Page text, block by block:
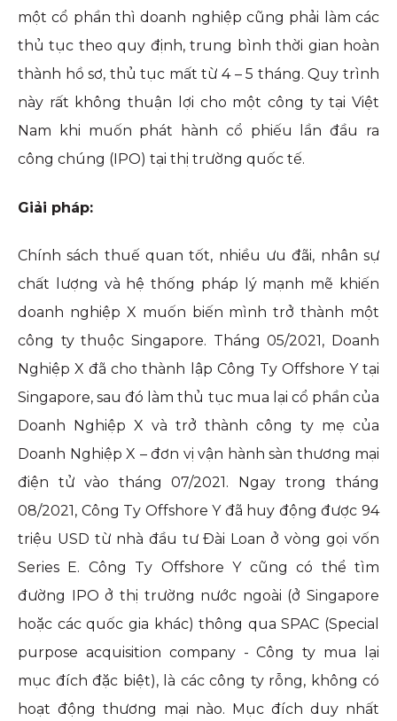
một cổ phần thì doanh nghiệp cũng phải làm các
thủ tục theo quy định, trung bình thời gian hoàn
thành hồ sơ, thủ tục mất từ 4 – 5 tháng. Quy trình
này rất không thuận lợi cho một công ty tại Việt
Nam khi muốn phát hành cổ phiếu lần đầu ra
công chúng (IPO) tại thị trường quốc tế.
Giải pháp:
Chính sách thuế quan tốt, nhiều ưu đãi, nhân sự
chất lượng và hệ thống pháp lý mạnh mẽ khiến
doanh nghiệp X muốn biến mình trở thành một
công ty thuộc Singapore. Tháng 05/2021, Doanh
Nghiệp X đã cho thành lập Công Ty Offshore Y tại
Singapore, sau đó làm thủ tục mua lại cổ phần của
Doanh Nghiệp X và trở thành công ty mẹ của
Doanh Nghiệp X – đơn vị vận hành sàn thương mại
điện tử vào tháng 07/2021. Ngay trong tháng
08/2021, Công Ty Offshore Y đã huy động được 94
triệu USD từ nhà đầu tư Đài Loan ở vòng gọi vốn
Series E. Công Ty Offshore Y cũng có thể tìm
đường IPO ở thị trường nước ngoài (ở Singapore
hoặc các quốc gia khác) thông qua SPAC (Special
purpose acquisition company - Công ty mua lại
mục đích đặc biệt), là các công ty rỗng, không có
hoạt động thương mại nào. Mục đích duy nhất